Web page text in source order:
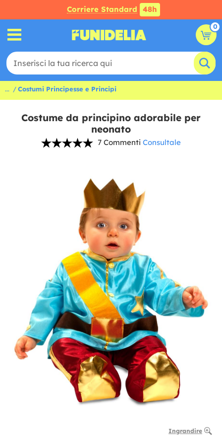
Corriere Standard 48h
0
... Costumi Principesse e Principi
Costume da principino adorabile per
neonato
7 Commenti Consultale
Ingrandire